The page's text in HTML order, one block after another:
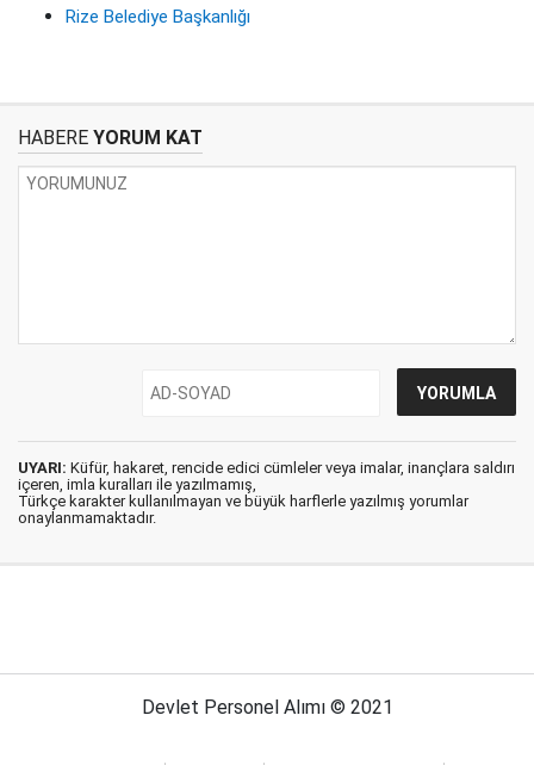
Rize Belediye Başkanlığı
HABERE YORUM KAT
UYARI: Küfür, hakaret, rencide edici cümleler veya imalar, inançlara saldırı
içeren, imla kuralları ile yazılmamış,
Türkçe karakter kullanılmayan ve büyük harflerle yazılmış yorumlar
onaylanmamaktadır.
Devlet Personel Alımı © 2021